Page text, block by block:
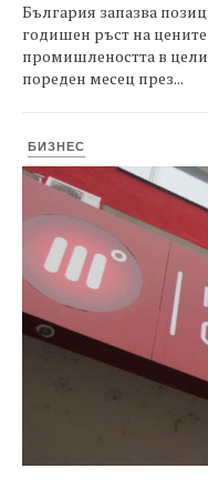
България запазва
годишен ръст на
промишлеността в
пореден месец през...
БИЗНЕС